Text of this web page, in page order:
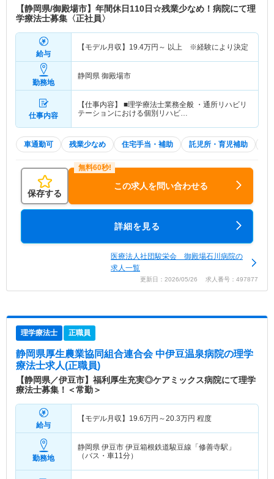
【静岡県/御殿場市】年間休日110日☆残業少なめ！病院にて理
学療法士募集〈正社員〉
給与
【モデル月収】 19.4万円～ 以上 ※経験により決定
勤務地
静岡県 御殿場市
仕事内容
【仕事内容】 ■理学療法士業務全般 ・通所リハビリ
テーションにおける個別リハビ…
車通勤可 残業少なめ 住宅手当・補助 託児所・育児補助
保存する
この求人を問い合わせる
詳細を見る
医療法人社団駿栄会 御殿場石川病院の
求人一覧
更新日：2026/05/26 求人番号：497877
理学療法士 正職員
静岡県厚生農業協同組合連合会 中伊豆温泉病院の理学
療法士求人(正職員)
【静岡県／伊豆市】福利厚生充実◎ケアミックス病院にて理学
療法士募集！＜常勤＞
給与
【モデル月収】 19.6万円～20.3万円 程度
勤務地
静岡県 伊豆市 伊豆箱根鉄道駿豆線「修善寺駅」
（バス・車11分）